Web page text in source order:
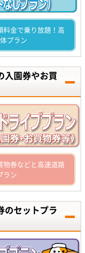
料金で乗り放題！高
プラン
入園券やお買
物券などと高速道路
ラン
のセットプラ